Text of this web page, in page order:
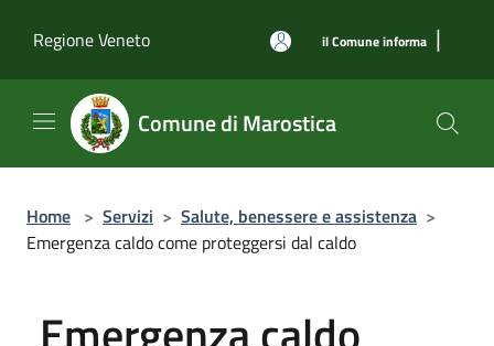
Regione Veneto
il Comune informa |
Comune di Marostica
Home > Servizi > Salute, benessere e assistenza >
Emergenza caldo come proteggersi dal caldo